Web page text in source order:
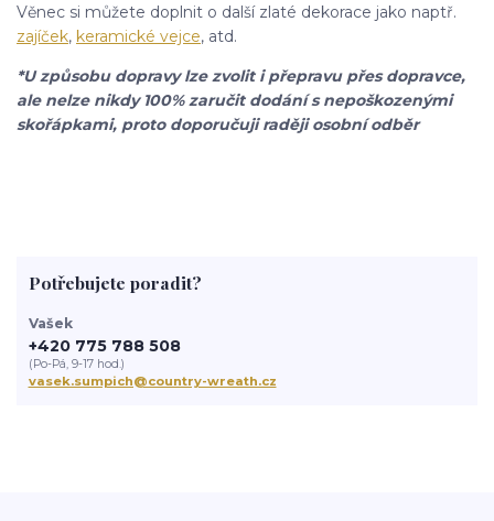
Věnec si můžete doplnit o další zlaté dekorace jako naptř.
zajíček, keramické vejce, atd.
*U způsobu dopravy lze zvolit i přepravu přes dopravce,
ale nelze nikdy 100% zaručit dodání s nepoškozenými
skořápkami, proto doporučuji raději osobní odběr
Potřebujete poradit?
Vašek
+420 775 788 508
(Po-Pá, 9-17 hod.)
vasek.sumpich@country-wreath.cz